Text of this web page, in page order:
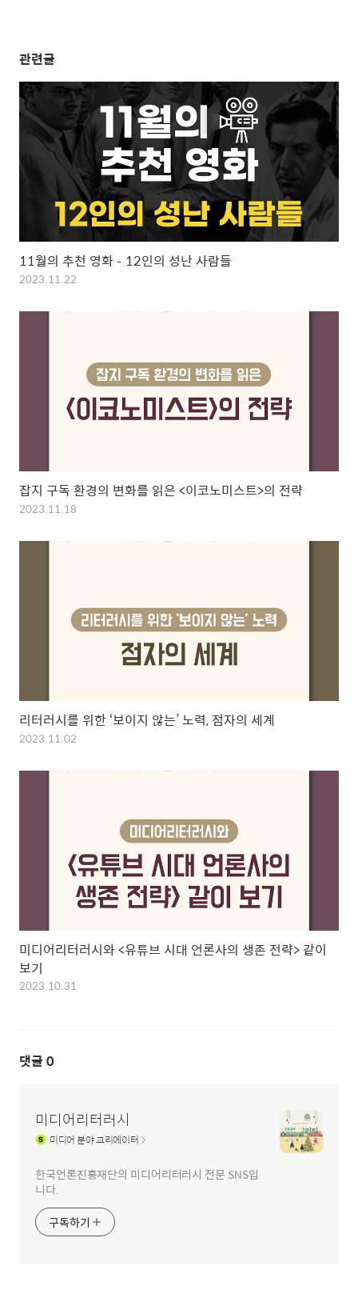
관련글
11월의 추천 영화 – 12인의 성난 사람들
2023.11.22
잡지 구독 환경의 변화를 읽은 <이코노미스트>의 전략
2023.11.18
리터러시를 위한 ‘보이지 않는’ 노력, 점자의 세계
2023.11.02
미디어리터러시와 <유튜브 시대 언론사의 생존 전략> 같이
보기
2023.10.31
댓글 0
미디어리터러시
미디어분야 크리에이터
한국언론진흥재단의 미디어리터러시 전문 SNS입
니다.
구독하기